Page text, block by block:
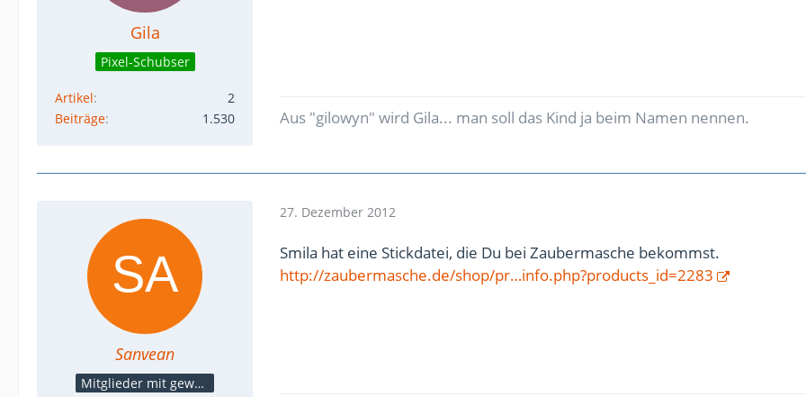
Gila
Pixel-Schubser
Artikel
2
Beiträge
1.530 Aus "gilowyn" wird Gila... man soll das Kind ja beim Namen nennen.
Sanvean
Mitglieder mit gewerblicher Verbindung, auch als Mitarbeiter/in
27. Dezember 2012
Smila hat eine Stickdatei, die Du bei Zaubermasche bekommst.
http://zaubermasche.de/shop/pr…info.php?products_id=2283